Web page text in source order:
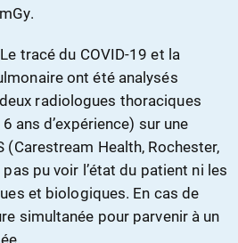
tracé du COVID-19 et la
ont été analysés
radiologues thoraciques
ans d’expérience) sur une
(Carestream Health, Rochester,
pas pu voir l’état du patient ni les
et biologiques. En cas de
simultanée pour parvenir à un